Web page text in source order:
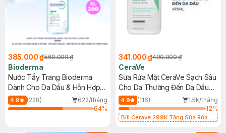
385.000 ₫560.000 ₫
Bioderma
Nước Tẩy Trang Bioderma
Dành Cho Da Dầu & Hỗn Hợp
500ml
4.9 (228)
622/tháng
64%
341.000 ₫490.000 ₫
CeraVe
Sữa Rửa Mặt CeraVe Sạch Sâu
Cho Da Thường Đến Da Dầu
473ml
4.9 (116)
1.5k/tháng
12%
Bill Cerave 299K Tặng Sữa Rửa